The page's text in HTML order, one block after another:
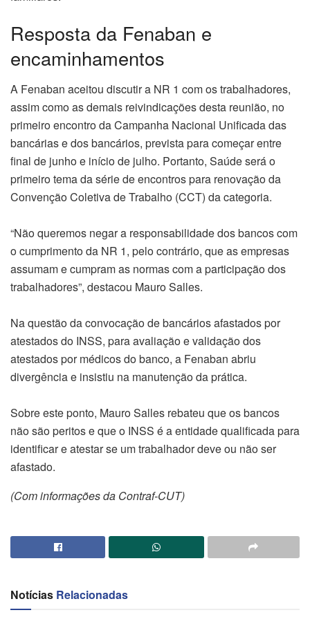
Resposta da Fenaban e
encaminhamentos
A Fenaban aceitou discutir a NR 1 com os trabalhadores,
assim como as demais reivindicações desta reunião, no
primeiro encontro da Campanha Nacional Unificada das
bancárias e dos bancários, prevista para começar entre
final de junho e início de julho. Portanto, Saúde será o
primeiro tema da série de encontros para renovação da
Convenção Coletiva de Trabalho (CCT) da categoria.
“Não queremos negar a responsabilidade dos bancos com
o cumprimento da NR 1, pelo contrário, que as empresas
assumam e cumpram as normas com a participação dos
trabalhadores”, destacou Mauro Salles.
Na questão da convocação de bancários afastados por
atestados do INSS, para avaliação e validação dos
atestados por médicos do banco, a Fenaban abriu
divergência e insistiu na manutenção da prática.
Sobre este ponto, Mauro Salles rebateu que os bancos
não são peritos e que o INSS é a entidade qualificada para
identificar e atestar se um trabalhador deve ou não ser
afastado.
(Com informações da Contraf-CUT)
Notícias Relacionadas